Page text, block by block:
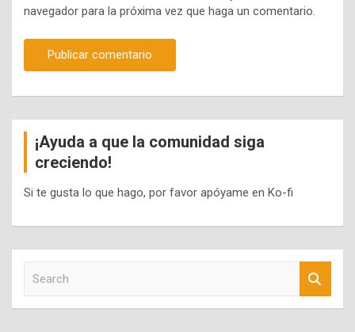
navegador para la próxima vez que haga un comentario.
¡Ayuda a que la comunidad siga
creciendo!
Si te gusta lo que hago, por favor apóyame en Ko-fi